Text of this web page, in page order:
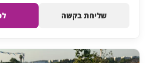
שליחת בקשה